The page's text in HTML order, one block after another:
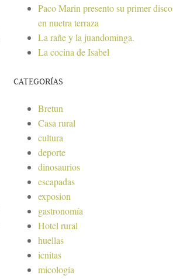
Paco Marin presento su primer disco
en nuetra terraza
La rañe y la juandominga.
La cocina de Isabel
CATEGORÍAS
Bretun
Casa rural
cultura
deporte
dinosaurios
escapadas
exposion
gastronomía
Hotel rural
huellas
icnitas
micología